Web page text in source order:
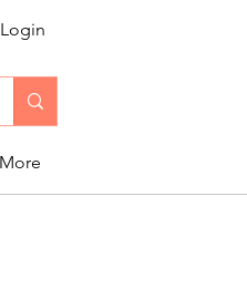
Login
More